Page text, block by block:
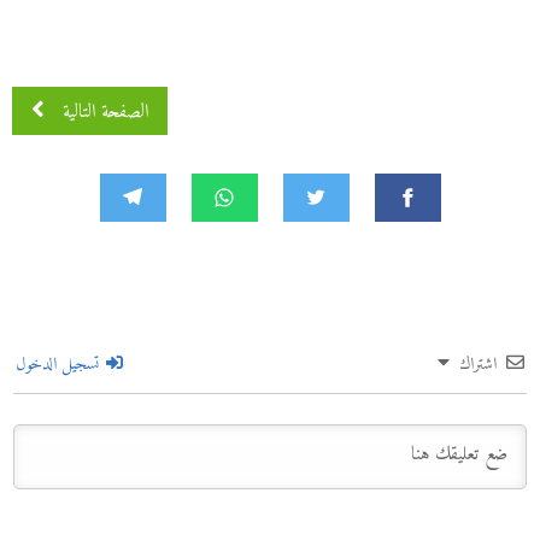
الصفحة التالية
اشتراك تسجيل الدخول